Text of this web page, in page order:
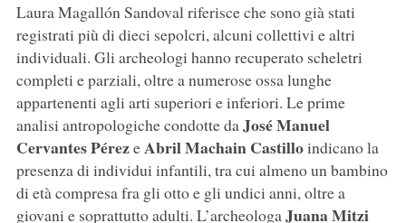
Laura Magallón Sandoval riferisce che sono già stati
registrati più di dieci sepolcri, alcuni collettivi e altri
individuali. Gli archeologi hanno recuperato scheletri
completi e parziali, oltre a numerose ossa lunghe
appartenenti agli arti superiori e inferiori. Le prime
analisi antropologiche condotte daJosé Manuel
Cervantes PérezeAbril Machain Castilloindicano la
presenza di individui infantili, tra cui almeno un bambino
di età compresa fra gli otto e gli undici anni, oltre a
giovani e soprattutto adulti. L’archeologaJuana Mitzi